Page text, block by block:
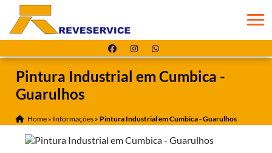
Pintura Industrial em Cumbica -
Guarulhos
Home » Informações » Pintura Industrial em Cumbica - Guarulhos